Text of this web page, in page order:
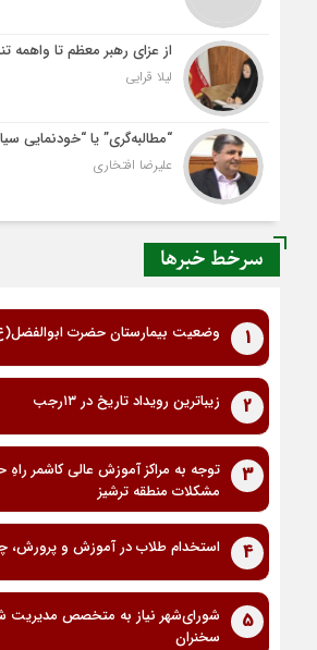
از عزای رهبر معظم تا واهمه
لیلا قرایی
“مطالبه‌گری” یا “خودنمایی
علیرضا افتخاری
سرخط خبرها
1 وضعیت بیمارستان حضرت
2 زیباترین رویداد تاریخ در ۱۳رجب
3
توجه به مراکز آموزش عالی کاشمر
مشکلات منطقه ترشیز
4 استخدام طلاب در آموزش و پرورش،
5
شورای‌شهر نیاز به متخصص مدیریت
سخنران